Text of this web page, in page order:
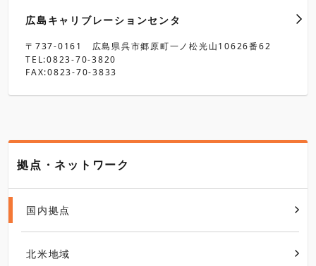
広島キャリブレーションセンタ
〒737-0161 広島県呉市郷原町一ノ松光山10626番62
TEL:0823-70-3820
FAX:0823-70-3833
拠点・ネットワーク
国内拠点
北米地域